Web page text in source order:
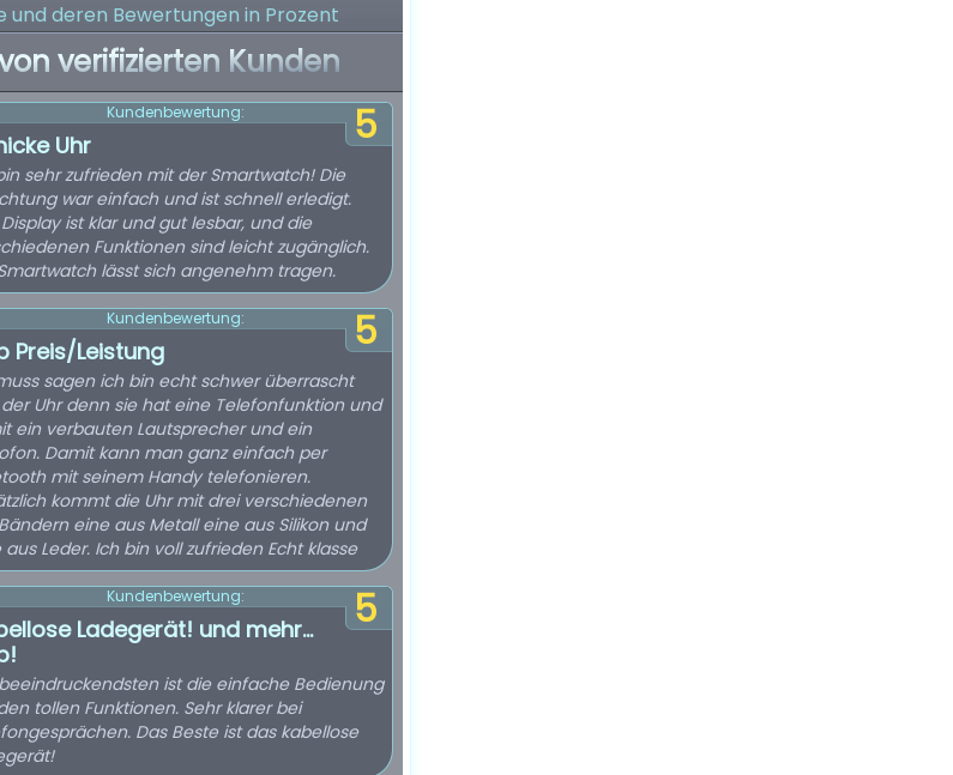
und deren Bewertungen in Prozent
verifizierten Kunden
5
Kundenbewertung:
Uhr
sehr zufrieden mit der Smartwatch! Die
war einfach und ist schnell erledigt.
ist klar und gut lesbar, und die
Funktionen sind leicht zugänglich.
lässt sich angenehm tragen.
5
Kundenbewertung:
Preis/Leistung
sagen ich bin echt schwer überrascht
Uhr denn sie hat eine Telefonfunktion und
ein verbauten Lautsprecher und ein
Damit kann man ganz einfach per
mit seinem Handy telefonieren.
kommt die Uhr mit drei verschiedenen
eine aus Metall eine aus Silikon und
aus Leder. Ich bin voll zufrieden Echt klasse
5
Kundenbewertung:
Ladegerät! und mehr...
ist die einfache Bedienung
tollen Funktionen. Sehr klarer bei
Das Beste ist das kabellose